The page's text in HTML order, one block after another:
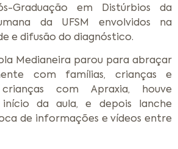
Graduação em Distúrbios da
da UFSM envolvidos na
e difusão do diagnóstico.
Medianeira parou para abraçar
com famílias, crianças e
com Apraxia, houve
da aula, e depois lanche
de informações e vídeos entre